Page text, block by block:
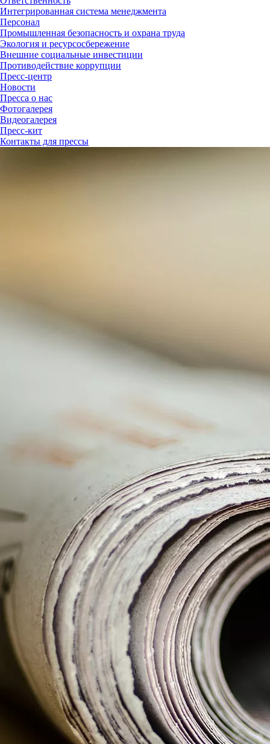
Интегрированная система менеджмента
Персонал
Промышленная безопасность и охрана труда
Экология и ресурсосбережение
Внешние социальные инвестиции
Противодействие коррупции
Пресс-центр
Новости
Пресса о нас
Фотогалерея
Видеогалерея
Пресс-кит
Контакты для прессы